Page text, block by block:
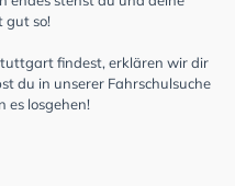
gut so!
findest, erklären wir dir
du in unserer Fahrschulsuche
es losgehen!